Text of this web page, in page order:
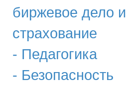
биржевое дело и
страхование
- Педагогика
- Безопасность